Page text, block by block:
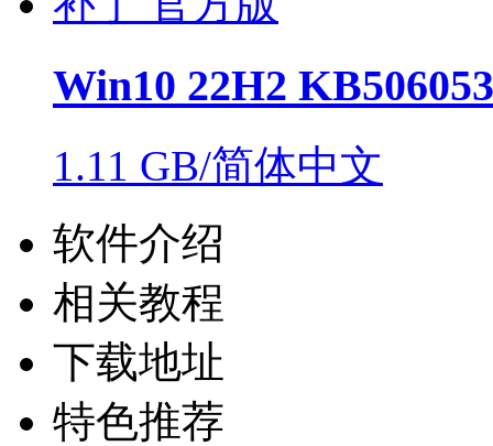
Win10 22H2
1.11 GB/简体中文
软件介绍
相关教程
下载地址
特色推荐